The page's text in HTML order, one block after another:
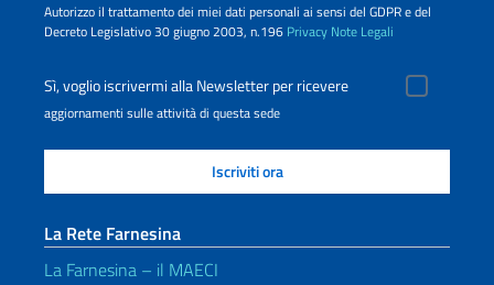
Autorizzo il trattamento dei miei dati personali ai sensi del GDPR e del
Decreto Legislativo 30 giugno 2003, n.196 Privacy Note Legali
Sì, voglio iscrivermi alla Newsletter per ricevere
aggiornamenti sulle attività di questa sede
La Rete Farnesina
La Farnesina – il MAECI